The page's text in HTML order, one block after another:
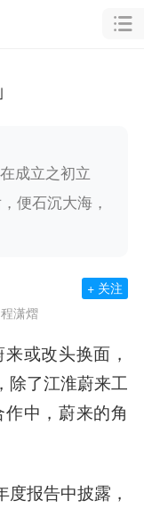
成立之初立
便石沉大海，
潇熠
+ 关注
或改头换面，
除了江淮蔚来工
中，蔚来的角
度报告中披露，